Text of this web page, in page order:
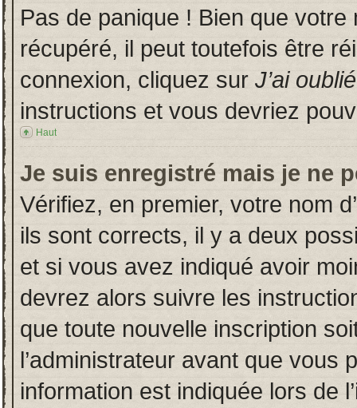
Pas de panique ! Bien que
récupéré, il peut toutefois être
connexion, cliquez sur J’ai
instructions et vous devriez
Haut
Je suis enregistré mais je ne
Vérifiez, en premier, votre nom
ils sont corrects, il y a deux
et si vous avez indiqué avoir
devrez alors suivre les
que toute nouvelle inscription
l’administrateur avant que vous
information est indiquée lors de